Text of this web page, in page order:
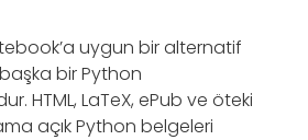
uygun bir alternatif
bir Python
HTML, LaTeX, ePub ve öteki
açık Python belgeleri